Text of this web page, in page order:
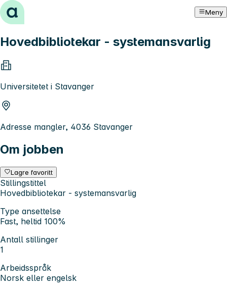
Hopp til innhold Meny
Hovedbibliotekar - systemansvarlig
Universitetet i Stavanger
Adresse mangler, 4036 Stavanger
Om jobben
Lagre favoritt
Stillingstittel
Hovedbibliotekar - systemansvarlig
Type ansettelse
Fast, heltid 100%
Antall stillinger
1
Arbeidsspråk
Norsk eller engelsk